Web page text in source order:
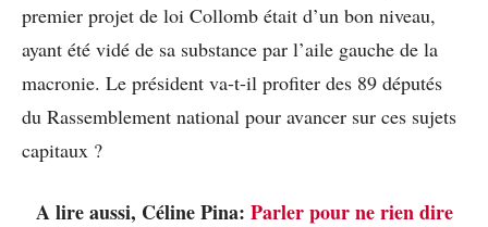
premier projet de loi Collomb était d’un bon niveau,
ayant été vidé de sa substance par l’aile gauche de la
macronie. Le président va-t-il profiter des 89 députés
du Rassemblement national pour avancer sur ces sujets
capitaux ?
A lire aussi, Céline Pina: Parler pour ne rien dire